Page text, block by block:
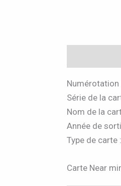
Série de la
Nom de la
Année de
Type de carte
Carte Near